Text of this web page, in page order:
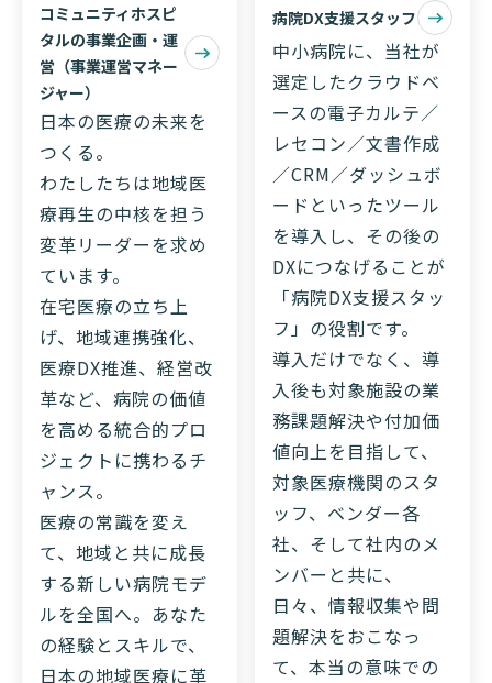
コミュニティホスピ
タルの事業企画・運
営（事業運営マネー
ジャー）
日本の医療の未来を
つくる。
わたしたちは地域医
療再生の中核を担う
変革リーダーを求め
ています。
在宅医療の立ち上
げ、地域連携強化、
医療DX推進、経営改
革など、病院の価値
を高める統合的プロ
ジェクトに携わるチ
ャンス。
医療の常識を変え
て、地域と共に成長
する新しい病院モデ
ルを全国へ。あなた
の経験とスキルで、
日本の地域医療に革
病院DX支援スタッフ
中小病院に、当社が
選定したクラウドベ
ースの電子カルテ／
レセコン／文書作成
／CRM／ダッシュボ
ードといったツール
を導入し、その後の
DXにつなげることが
「病院DX支援スタッ
フ」の役割です。
導入だけでなく、導
入後も対象施設の業
務課題解決や付加価
値向上を目指して、
対象医療機関のスタ
ッフ、ベンダー各
社、そして社内のメ
ンバーと共に、
日々、情報収集や問
題解決をおこなっ
て、本当の意味での